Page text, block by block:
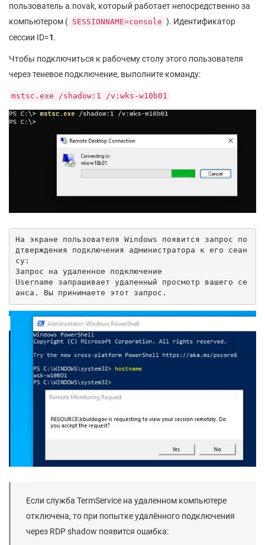
пользователь a.novak, который работает непосредственно за
компьютером ( SESSIONNAME=console ). Идентификатор
сессии ID=1.
Чтобы подключиться к рабочему столу этого пользователя
через теневое подключение, выполните команду:
mstsc.exe /shadow:1 /v:wks-w10b01
На экране пользователя Windows появится запрос по
дтверждения подключения администратора к его сеан
су:
Запрос на удаленное подключение
Username запрашивает удаленный просмотр вашего се
анса. Вы принимаете этот запрос.
Если служба TermService на удаленном компьютере
отключена, то при попытке удалённого подключения
через RDP shadow появится ошибка: